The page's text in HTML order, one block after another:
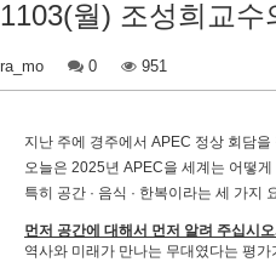
1103(월) 조성희교수
ra_mo 0 951
지난 주에 경주에서 APEC 정상 회담을
오늘은 2025년 APEC을 세계는 어떻
특히 공간 · 음식 · 한복이라는 세 가지
먼저 공간에 대해서 먼저 알려 주십시
역사와 미래가 만나는 무대였다는 평